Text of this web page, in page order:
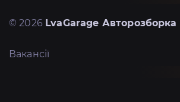
© 2026 LvaGarage Авторозборка
Вакансії